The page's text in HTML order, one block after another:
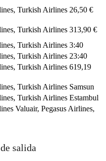
Turkish Airlines 26,50 €
Turkish Airlines 313,90 €
Turkish Airlines 3:40
Turkish Airlines 23:40
Turkish Airlines 619,19
Turkish Airlines Samsun
Turkish Airlines Estambul
Valuair, Pegasus Airlines,
salida